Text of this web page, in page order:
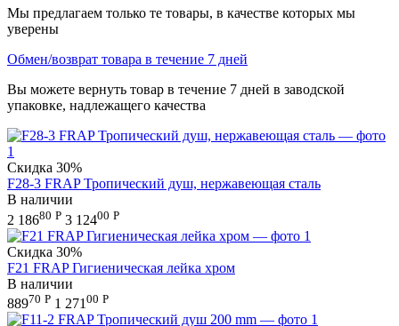
Мы предлагаем только те товары, в качестве которых мы
уверены
Обмен/возврат товара в течение 7 дней
Вы можете вернуть товар в течение 7 дней в заводской
упаковке, надлежащего качества
Скидка 30%
F28-3 FRAP Тропический душ, нержавеющая сталь
В наличии
2 18680 Р 3 12400 Р
Скидка 30%
F21 FRAP Гигиеническая лейка хром
В наличии
88970 Р 1 271 00 Р